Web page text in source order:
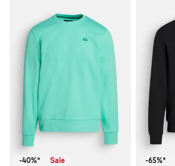
-40%* Sale -65%*